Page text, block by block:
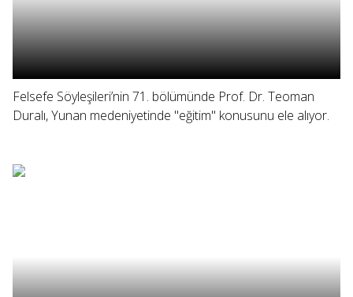
Felsefe Söyleşileri’nin 71. bölümünde Prof. Dr. Teoman
Duralı, Yunan medeniyetinde "eğitim" konusunu ele alıyor.